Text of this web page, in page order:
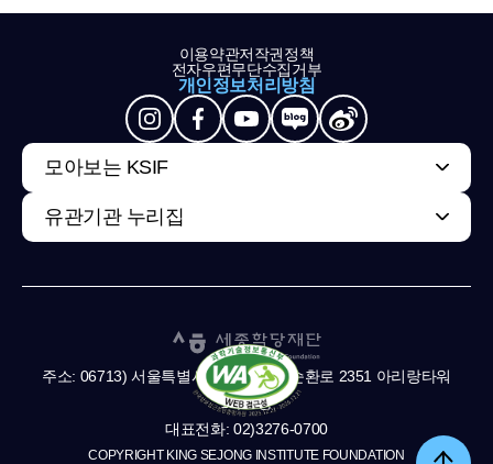
이용약관저작권정책
전자우편무단수집거부
개인정보처리방침
모아보는 KSIF
유관기관 누리집
주소: 06713) 서울특별시 서초구 남부순환로 2351 아리랑타워
11,13층
대표전화: 02)3276-0700
COPYRIGHT KING SEJONG INSTITUTE FOUNDATION